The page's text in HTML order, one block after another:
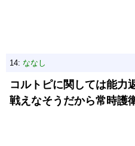
14: ななし
コルトピに関しては能力
戦えなそうだから常時護